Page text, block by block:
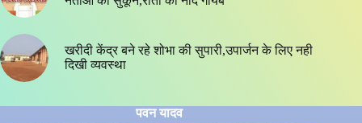
खरीदी केंद्र बने रहे शोभा की सुपारी,उपार्जन के लिए नही
दिखी व्यवस्था
पवन यादव